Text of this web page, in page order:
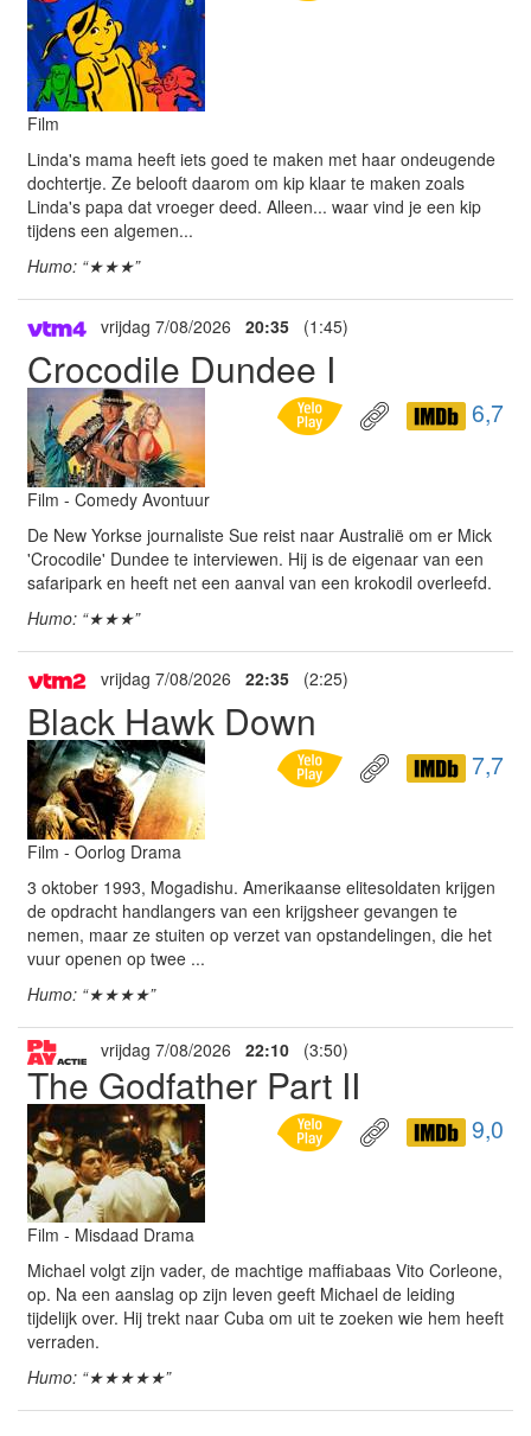
Film
Linda's mama heeft iets goed te maken met haar ondeugende
dochtertje. Ze belooft daarom om kip klaar te maken zoals
Linda's papa dat vroeger deed. Alleen... waar vind je een kip
tijdens een algemen...
Humo: “★★★”
vrijdag 7/08/2026 20:35 (1:45)
Crocodile Dundee I
6,7
Film - Comedy Avontuur
De New Yorkse journaliste Sue reist naar Australië om er Mick
'Crocodile' Dundee te interviewen. Hij is de eigenaar van een
safaripark en heeft net een aanval van een krokodil overleefd.
Humo: “★★★”
vrijdag 7/08/2026 22:35 (2:25)
Black Hawk Down
7,7
Film - Oorlog Drama
3 oktober 1993, Mogadishu. Amerikaanse elitesoldaten krijgen
de opdracht handlangers van een krijgsheer gevangen te
nemen, maar ze stuiten op verzet van opstandelingen, die het
vuur openen op twee ...
Humo: “★★★★”
vrijdag 7/08/2026 22:10 (3:50)
The Godfather Part II
9,0
Film - Misdaad Drama
Michael volgt zijn vader, de machtige maffiabaas Vito Corleone,
op. Na een aanslag op zijn leven geeft Michael de leiding
tijdelijk over. Hij trekt naar Cuba om uit te zoeken wie hem heeft
verraden.
Humo: “★★★★★”